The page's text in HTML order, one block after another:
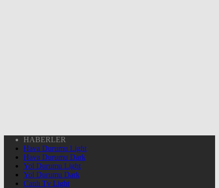
HABERLER
Hava Durumu Light
Hava Durumu Dark
Yol Durumu Light
Yol Durumu Dark
Canlı Tv Light